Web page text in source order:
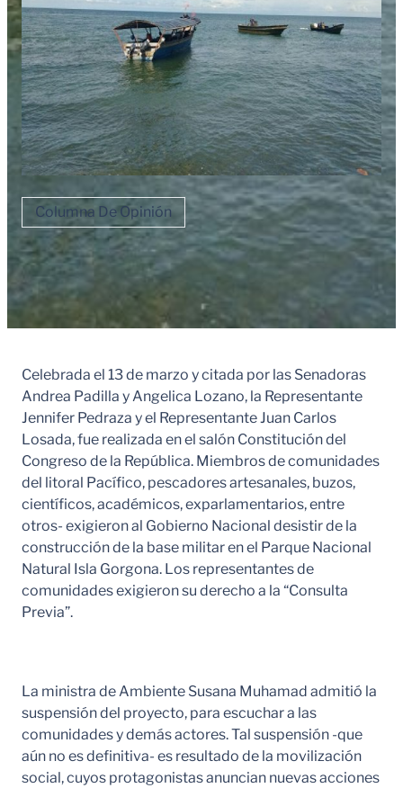
Columna De Opinión
Celebrada el 13 de marzo y citada por las Senadoras
Andrea Padilla y Angelica Lozano, la Representante
Jennifer Pedraza y el Representante Juan Carlos
Losada, fue realizada en el salón Constitución del
Congreso de la República. Miembros de comunidades
del litoral Pacífico, pescadores artesanales, buzos,
científicos, académicos, exparlamentarios, entre
otros- exigieron al Gobierno Nacional desistir de la
construcción de la base militar en el Parque Nacional
Natural Isla Gorgona. Los representantes de
comunidades exigieron su derecho a la “Consulta
Previa”.
La ministra de Ambiente Susana Muhamad admitió la
suspensión del proyecto, para escuchar a las
comunidades y demás actores. Tal suspensión -que
aún no es definitiva- es resultado de la movilización
social, cuyos protagonistas anuncian nuevas acciones